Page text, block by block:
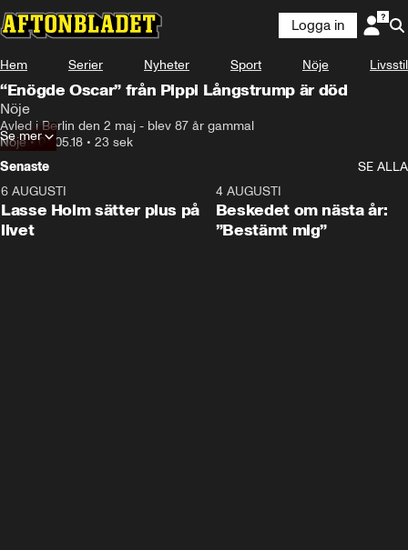
Logga in
Hem Serier Nyheter Sport Nöje Livsstil
“Enögde Oscar” från Pippi Långstrump är död
Nöje
Avled i Berlin den 2 maj - blev 87 år gammal
Nöje•04.05.18 • 23 sek
Se mer
Senaste
SE ALLA
6 AUGUSTI
Lasse Holm sätter plus på
livet
4 AUGUSTI
Beskedet om nästa år:
”Bestämt mig”